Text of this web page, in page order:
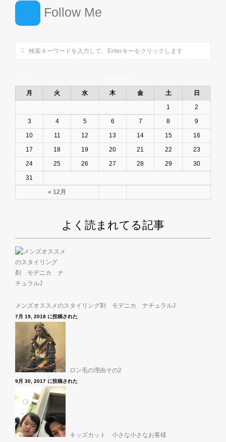
Follow Me
月 火 水 木 金 土 日
« 12月
1
2
3
4 5 6 7 8
9
10
11 12 13 14 15
16
17
18 19 20 21 22
23
24
25 26 27 28 29
30
31
よく読まれてる記事
メンズオススメのスタイリング剤 モデニカ ナチュラルJ
7月 19, 2018 に投稿された
ロン毛の理由その2
9月 30, 2017 に投稿された
キッズカット 小さな小さなお客様